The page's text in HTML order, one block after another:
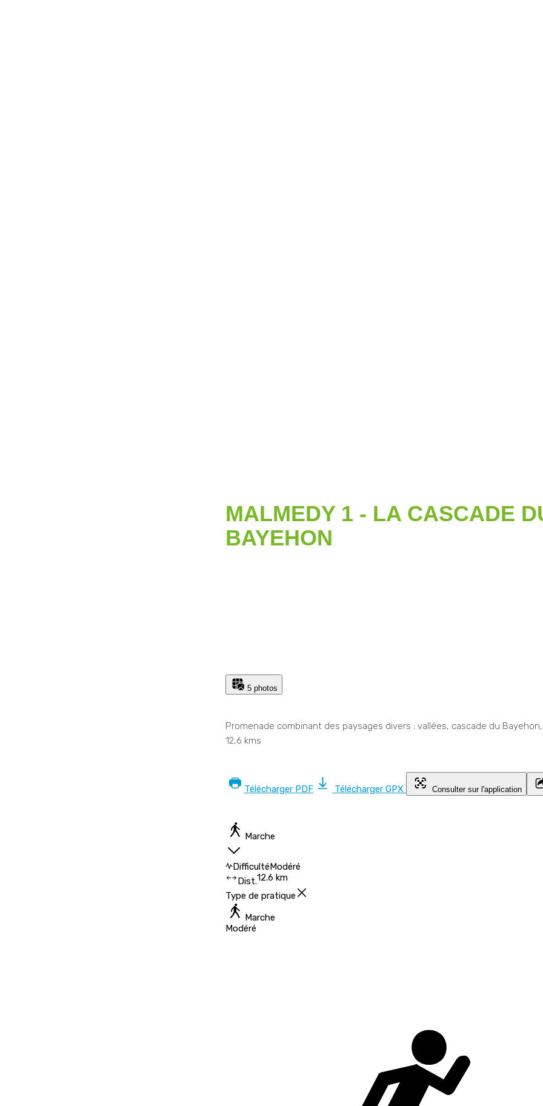
MALMEDY 1 - LA CASCADE
BAYEHON
5 photos
Promenade combinant des paysages divers ; vallées, cascade du
12,6 kms
Télécharger PDF Télécharger GPX Consulter sur l'application
Marche
DifficultéModéré
Dist.12.6 km
Type de pratique
Marche
Modéré